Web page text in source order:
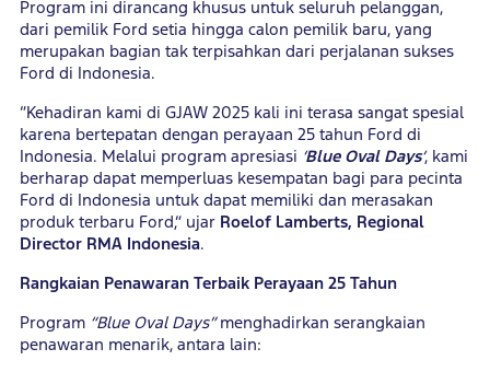
Program ini dirancang khusus untuk seluruh pelanggan,
dari pemilik Ford setia hingga calon pemilik baru, yang
merupakan bagian tak terpisahkan dari perjalanan sukses
Ford di Indonesia.
“Kehadiran kami di GJAW 2025 kali ini terasa sangat spesial
karena bertepatan dengan perayaan 25 tahun Ford di
Indonesia. Melalui program apresiasi ‘Blue Oval Days‘, kami
berharap dapat memperluas kesempatan bagi para pecinta
Ford di Indonesia untuk dapat memiliki dan merasakan
produk terbaru Ford,” ujar Roelof Lamberts, Regional
Director RMA Indonesia.
Rangkaian Penawaran Terbaik Perayaan 25 Tahun
Program “Blue Oval Days”menghadirkan serangkaian
penawaran menarik, antara lain: